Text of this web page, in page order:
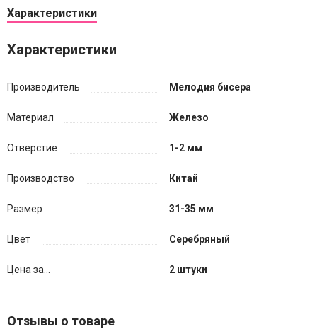
Характеристики
Характеристики
Производитель Мелодия бисера
Материал Железо
Отверстие 1-2 мм
Производство Китай
Размер 31-35 мм
Цвет Серебряный
Цена за... 2 штуки
Отзывы о товаре